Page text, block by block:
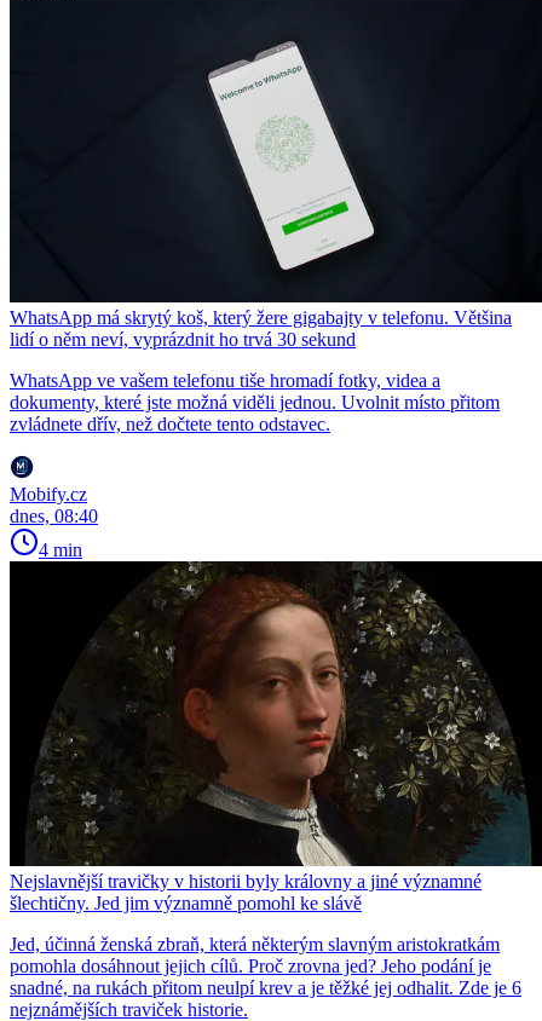
WhatsApp má skrytý koš, který žere gigabajty v telefonu. Většina
lidí o něm neví, vyprázdnit ho trvá 30 sekund
WhatsApp ve vašem telefonu tiše hromadí fotky, videa a
dokumenty, které jste možná viděli jednou. Uvolnit místo přitom
zvládnete dřív, než dočtete tento odstavec.
Mobify.cz
dnes, 08:40
4 min
Nejslavnější travičky v historii byly královny a jiné významné
šlechtičny. Jed jim významně pomohl ke slávě
Jed, účinná ženská zbraň, která některým slavným aristokratkám
pomohla dosáhnout jejich cílů. Proč zrovna jed? Jeho podání je
snadné, na rukách přitom neulpí krev a je těžké jej odhalit. Zde je 6
nejznámějších traviček historie.